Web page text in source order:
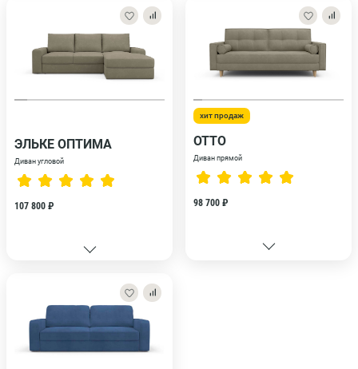
ЭЛЬКЕ ОПТИМА
Диван угловой
107 800 ₽
хит продаж
ОТТО
Диван прямой
98 700 ₽